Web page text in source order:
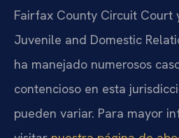
Fairfax County Circuit Court
Juvenile and Domestic
ha manejado numerosos
contencioso en esta
pueden variar. Para mayor